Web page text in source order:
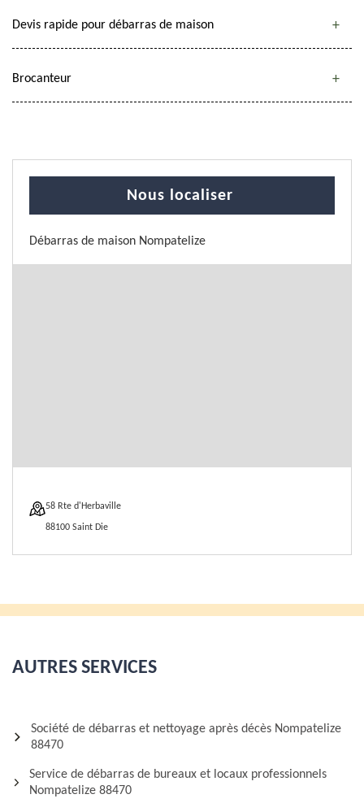
Devis rapide pour débarras de maison
Brocanteur
Nous localiser
Débarras de maison Nompatelize
58 Rte d'Herbaville
88100 Saint Die
AUTRES SERVICES
Société de débarras et nettoyage après décès Nompatelize
88470
Service de débarras de bureaux et locaux professionnels
Nompatelize 88470